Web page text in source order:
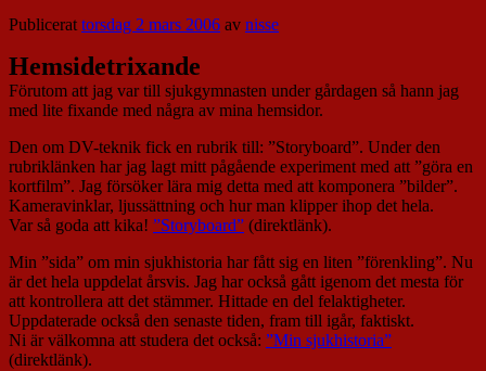
Publicerattorsdag 2 mars 2006 av nisse
Hemsidetrixande
Förutom att jag var till sjukgymnasten under gårdagen så hann jag
med lite fixande med några av mina hemsidor.
Den om DV-teknik fick en rubrik till: ”Storyboard”. Under den
rubriklänken har jag lagt mitt pågående experiment med att ”göra en
kortfilm”. Jag försöker lära mig detta med att komponera ”bilder”.
Kameravinklar, ljussättning och hur man klipper ihop det hela.
Var så goda att kika! ”Storyboard” (direktlänk).
Min ”sida” om min sjukhistoria har fått sig en liten ”förenkling”. Nu
är det hela uppdelat årsvis. Jag har också gått igenom det mesta för
att kontrollera att det stämmer. Hittade en del felaktigheter.
Uppdaterade också den senaste tiden, fram till igår, faktiskt.
Ni är välkomna att studera det också: ”Min sjukhistoria”
(direktlänk).